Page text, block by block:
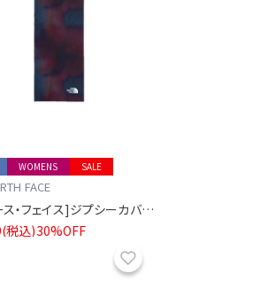
SALE
WOMENS
FACE
[ザ・ノース・フェイス]ジプシーカバーイット
(税込)30%OFF